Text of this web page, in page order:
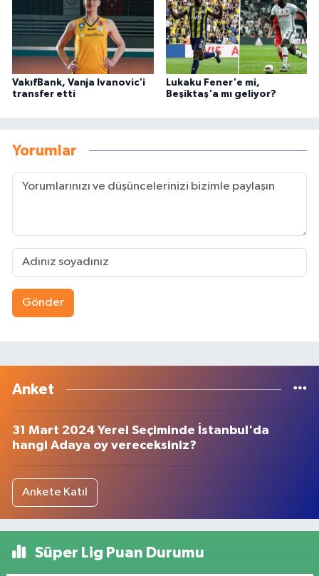
VakıfBank, Vanja Ivanovic'i
transfer etti
Lukaku Fener'e mi,
Beşiktaş'a mı geliyor?
Yorumlar
Gönder
Anket
31 Mart 2024 Yerel Seçiminde İstanbul'da
hangi Adaya oy vereceksiniz?
Ankete Katıl
Süper Lig Puan Durumu